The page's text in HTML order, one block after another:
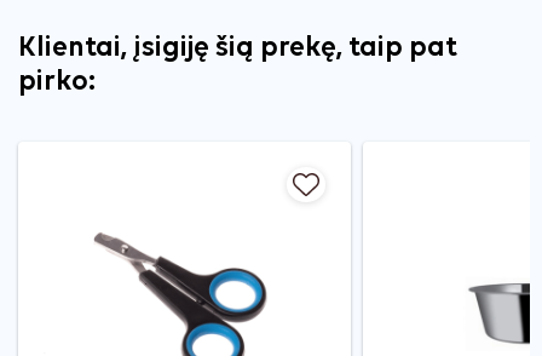
Klientai, įsigiję šią prekę, taip pat
pirko: